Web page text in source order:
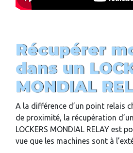
Récupérer
dans un
MONDIAL
A la différence d’un point relais
de proximité, la récupération
LOCKERS MONDIAL RELAY est
vue que les machines sont à